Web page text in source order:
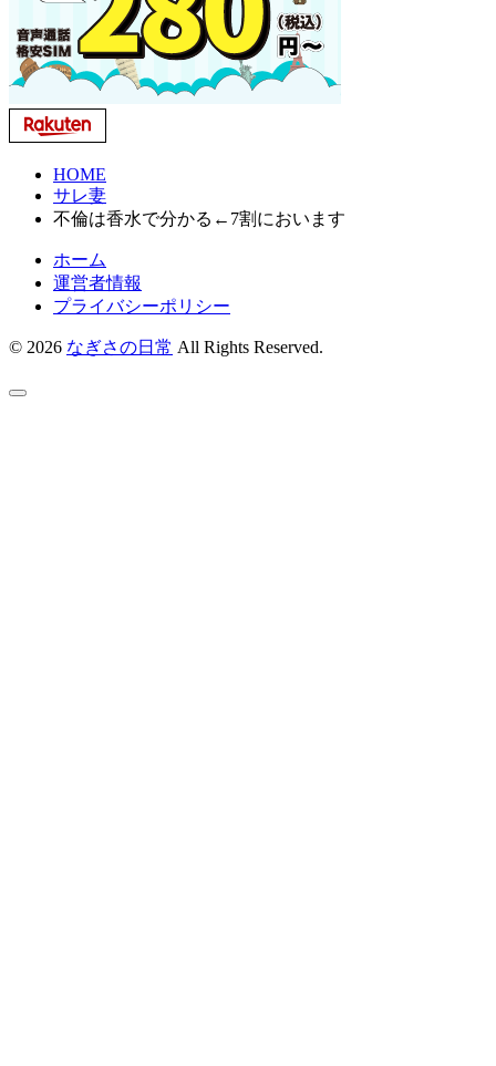
HOME
サレ妻
不倫は香水で分かる←7割においます
ホーム
運営者情報
プライバシーポリシー
© 2026 なぎさの日常 All Rights Reserved.